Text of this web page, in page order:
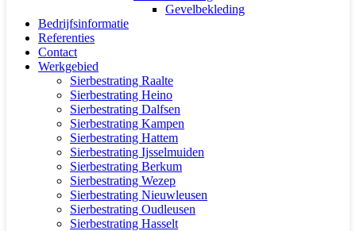
Gevelbekleding
Bedrijfsinformatie
Referenties
Contact
Werkgebied
Sierbestrating Raalte
Sierbestrating Heino
Sierbestrating Dalfsen
Sierbestrating Kampen
Sierbestrating Hattem
Sierbestrating Ijsselmuiden
Sierbestrating Berkum
Sierbestrating Wezep
Sierbestrating Nieuwleusen
Sierbestrating Oudleusen
Sierbestrating Hasselt